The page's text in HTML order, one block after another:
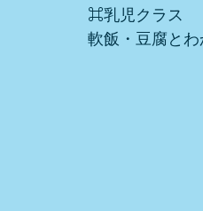
⌘乳児クラス
軟飯・豆腐と